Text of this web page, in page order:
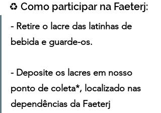
♻️ Como participar na Faeterj:
- Retire o lacre das latinhas de
bebida e guarde-os.
- Deposite os lacres em nosso
ponto de coleta*, localizado nas
dependências da Faeterj